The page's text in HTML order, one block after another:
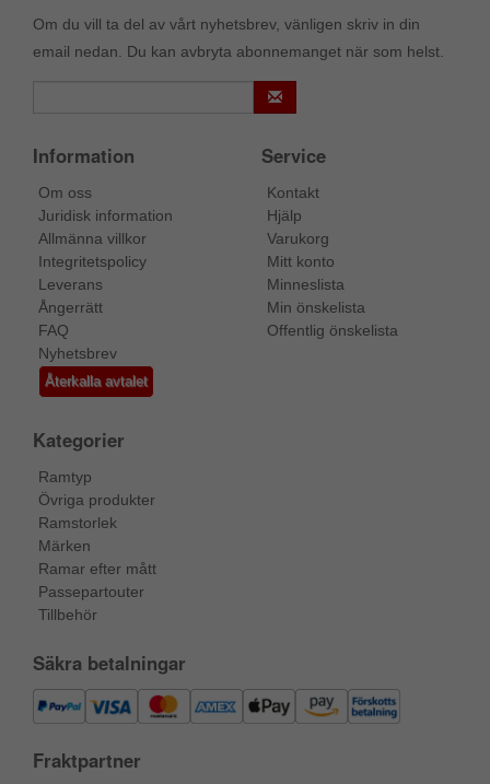
Om du vill ta del av vårt nyhetsbrev, vänligen skriv in din
email nedan. Du kan avbryta abonnemanget när som helst.
Information
Om oss
Juridisk information
Allmänna villkor
Integritetspolicy
Leverans
Ångerrätt
FAQ
Nyhetsbrev
Återkalla avtalet
Service
Kontakt
Hjälp
Varukorg
Mitt konto
Minneslista
Min önskelista
Offentlig önskelista
Kategorier
Ramtyp
Övriga produkter
Ramstorlek
Märken
Ramar efter mått
Passepartouter
Tillbehör
Säkra betalningar
Fraktpartner